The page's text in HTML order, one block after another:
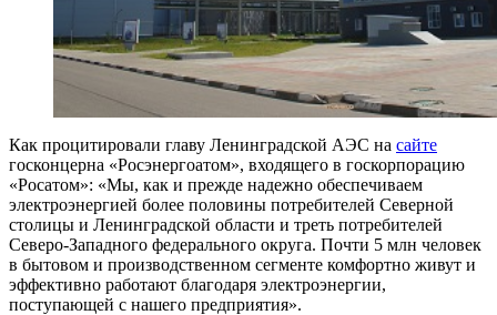
Как процитировали главу Ленинградской АЭС на сайте
госконцерна «Росэнергоатом», входящего в госкорпорацию
«Росатом»: «Мы, как и прежде надежно обеспечиваем
электроэнергией более половины потребителей Северной
столицы и Ленинградской области и треть потребителей
Северо-Западного федерального округа. Почти 5 млн человек
в бытовом и производственном сегменте комфортно живут и
эффективно работают благодаря электроэнергии,
поступающей с нашего предприятия».